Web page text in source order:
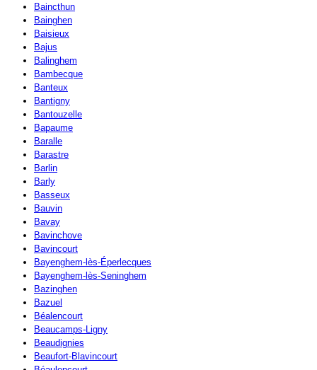
Baincthun
Bainghen
Baisieux
Bajus
Balinghem
Bambecque
Banteux
Bantigny
Bantouzelle
Bapaume
Baralle
Barastre
Barlin
Barly
Basseux
Bauvin
Bavay
Bavinchove
Bavincourt
Bayenghem-lès-Éperlecques
Bayenghem-lès-Seninghem
Bazinghen
Bazuel
Béalencourt
Beaucamps-Ligny
Beaudignies
Beaufort-Blavincourt